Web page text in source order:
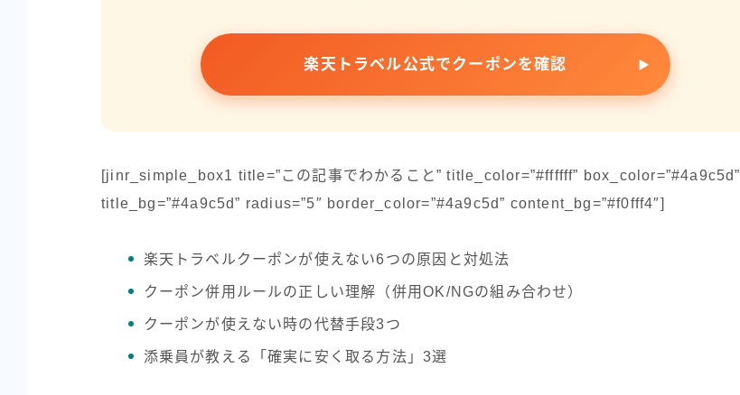
楽天トラベル公式でクーポンを確認
[jinr_simple_box1 title=”この記事でわかること” title_color=”#ffffff” box_color=”#4a9c5d”
title_bg=”#4a9c5d” radius=”5″ border_color=”#4a9c5d” content_bg=”#f0fff4″]
楽天トラベルクーポンが使えない6つの原因と対処法
クーポン併用ルールの正しい理解（併用OK/NGの組み合わせ）
クーポンが使えない時の代替手段3つ
添乗員が教える「確実に安く取る方法」3選